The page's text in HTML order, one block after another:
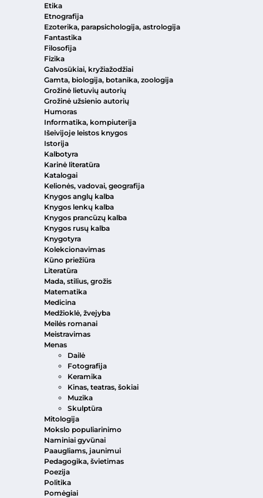
Etika
Etnografija
Ezoterika, parapsichologija, astrologija
Fantastika
Filosofija
Fizika
Galvosūkiai, kryžiažodžiai
Gamta, biologija, botanika, zoologija
Grožinė lietuvių autorių
Grožinė užsienio autorių
Humoras
Informatika, kompiuterija
Išeivijoje leistos knygos
Istorija
Kalbotyra
Karinė literatūra
Katalogai
Kelionės, vadovai, geografija
Knygos anglų kalba
Knygos lenkų kalba
Knygos prancūzų kalba
Knygos rusų kalba
Knygotyra
Kolekcionavimas
Kūno priežiūra
Literatūra
Mada, stilius, grožis
Matematika
Medicina
Medžioklė, žvejyba
Meilės romanai
Meistravimas
Menas
Dailė
Fotografija
Keramika
Kinas, teatras, šokiai
Muzika
Skulptūra
Mitologija
Mokslo populiarinimo
Naminiai gyvūnai
Paaugliams, jaunimui
Pedagogika, švietimas
Poezija
Politika
Pomėgiai